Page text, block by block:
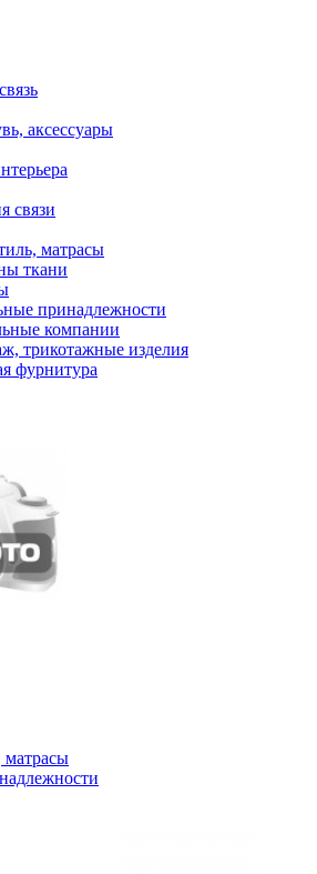
аксессуары
связи
матрасы
ткани
принадлежности
компании
трикотажные изделия
фурнитура
матрасы